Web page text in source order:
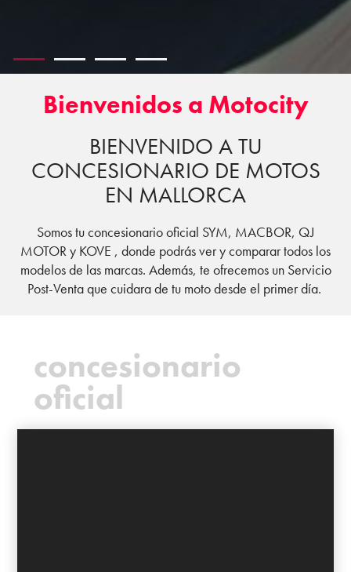
Bienvenidos a Motocity
BIENVENIDO A TU
CONCESIONARIO DE MOTOS
EN MALLORCA
Somos tu concesionario oficial SYM, MACBOR, QJ
MOTOR y KOVE , donde podrás ver y comparar todos los
modelos de las marcas. Además, te ofrecemos un Servicio
Post-Venta que cuidara de tu moto desde el primer día.
concesionario
oficial